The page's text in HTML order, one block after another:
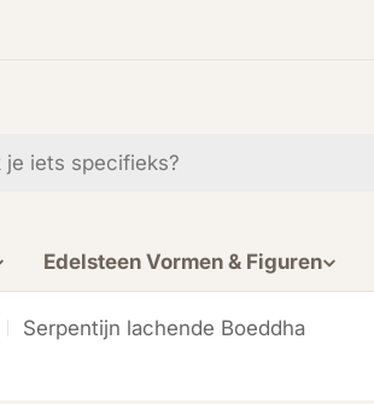
Edelsteen Vormen & Figuren
Serpentijn lachende Boeddha